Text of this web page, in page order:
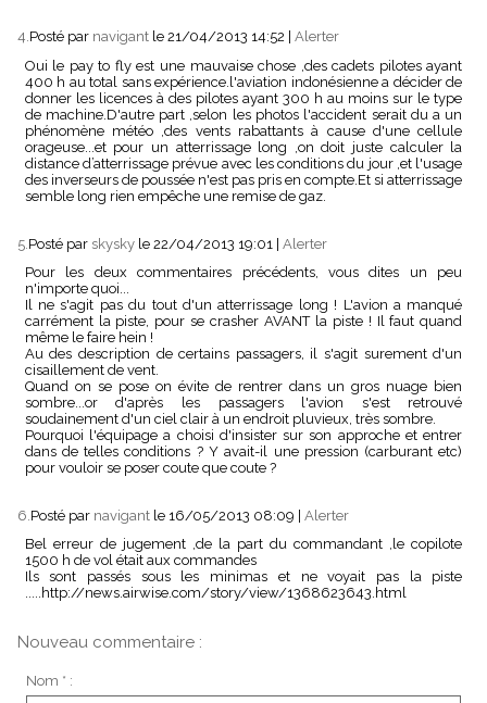
4.Posté par navigant le 21/04/2013 14:52
Alerter
Oui le pay to fly est une mauvaise chose ,des cadets pilotes ayant
400 h au total sans expérience.l'aviation indonésienne a décider de
donner les licences à des pilotes ayant 300 h au moins sur le type
de machine.D'autre part ,selon les photos l'accident serait du a un
phénomène météo ,des vents rabattants à cause d'une cellule
orageuse...et pour un atterrissage long ,on doit juste calculer la
distance d’atterrissage prévue avec les conditions du jour ,et l'usage
des inverseurs de poussée n'est pas pris en compte.Et si atterrissage
semble long rien empêche une remise de gaz.
5. Posté par skysky le 22/04/2013 19:01 | Alerter
Pour les deux commentaires précédents, vous dites un peu
n'importe quoi...
Il ne s'agit pas du tout d'un atterrissage long ! L'avion a manqué
carrément la piste, pour se crasher AVANT la piste ! Il faut quand
même le faire hein !
Au des description de certains passagers, il s'agit surement d'un
cisaillement de vent.
Quand on se pose on évite de rentrer dans un gros nuage bien
sombre...or d'après les passagers l'avion s'est retrouvé
soudainement d'un ciel clair à un endroit pluvieux, très sombre.
Pourquoi l'équipage a choisi d'insister sur son approche et entrer
dans de telles conditions ? Y avait-il une pression (carburant etc)
pour vouloir se poser coute que coute ?
6. Posté par navigant le 16/05/2013 08:09 | Alerter
Bel erreur de jugement ,de la part du commandant ,le copilote
1500 h de vol était aux commandes
Ils sont passés sous les minimas et ne voyait pas la piste
.....http://news.airwise.com/story/view/1368623643.html
Nouveau commentaire :
Nom * :